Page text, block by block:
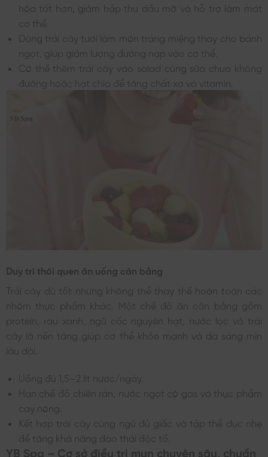
hóa tốt hơn, giảm hấp thu dầu mỡ và hỗ trợ làm mát
cơ thể.
Dùng trái cây tươi làm món tráng miệng thay cho bánh
ngọt, giúp giảm lượng đường nạp vào cơ thể.
Có thể thêm trái cây vào salad cùng sữa chua không
đường hoặc hạt chia để tăng chất xơ và vitamin.
Duy trì thói quen ăn uống cân bằng
Trái cây dù tốt nhưng không thể thay thế hoàn toàn các
nhóm thực phẩm khác. Một chế độ ăn cân bằng gồm
protein, rau xanh, ngũ cốc nguyên hạt, nước lọc và trái
cây là nền tảng giúp cơ thể khỏe mạnh và da sáng mịn
lâu dài.
Uống đủ 1,5–2 lít nước/ngày.
Hạn chế đồ chiên rán, nước ngọt có gas và thực phẩm
cay nóng.
Kết hợp trái cây cùng ngủ đủ giấc và tập thể dục nhẹ
để tăng khả năng đào thải độc tố.
YB Spa – Cơ sở điều trị mụn chuyên sâu, chuẩn